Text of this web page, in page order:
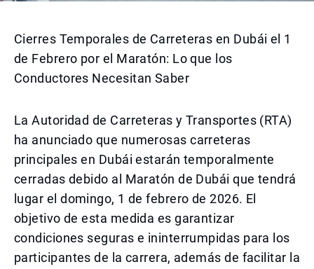
Cierres Temporales de Carreteras en Dubái el 1
de Febrero por el Maratón: Lo que los
Conductores Necesitan Saber
La Autoridad de Carreteras y Transportes (RTA)
ha anunciado que numerosas carreteras
principales en Dubái estarán temporalmente
cerradas debido al Maratón de Dubái que tendrá
lugar el domingo, 1 de febrero de 2026. El
objetivo de esta medida es garantizar
condiciones seguras e ininterrumpidas para los
participantes de la carrera, además de facilitar la